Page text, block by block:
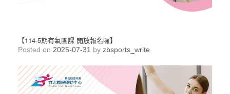
【114-5期有氧團課 開放報名囉】
Posted on 2025-07-31 by zbsports_write